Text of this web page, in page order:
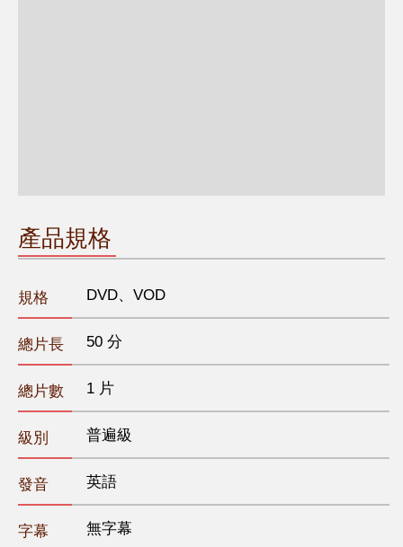
產品規格
規格 DVD、VOD
總片長 50 分
總片數 1 片
級別 普遍級
發音 英語
字幕 無字幕